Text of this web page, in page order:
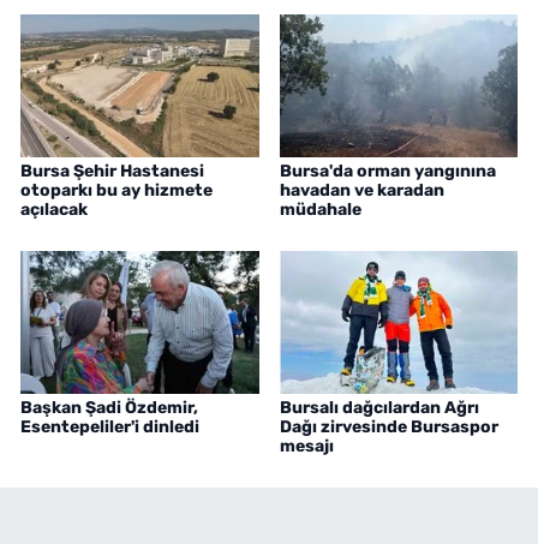
Bursa Şehir Hastanesi
otoparkı bu ay hizmete
açılacak
Bursa'da orman yangınına
havadan ve karadan
müdahale
Başkan Şadi Özdemir,
Esentepeliler'i dinledi
Bursalı dağcılardan Ağrı
Dağı zirvesinde Bursaspor
mesajı